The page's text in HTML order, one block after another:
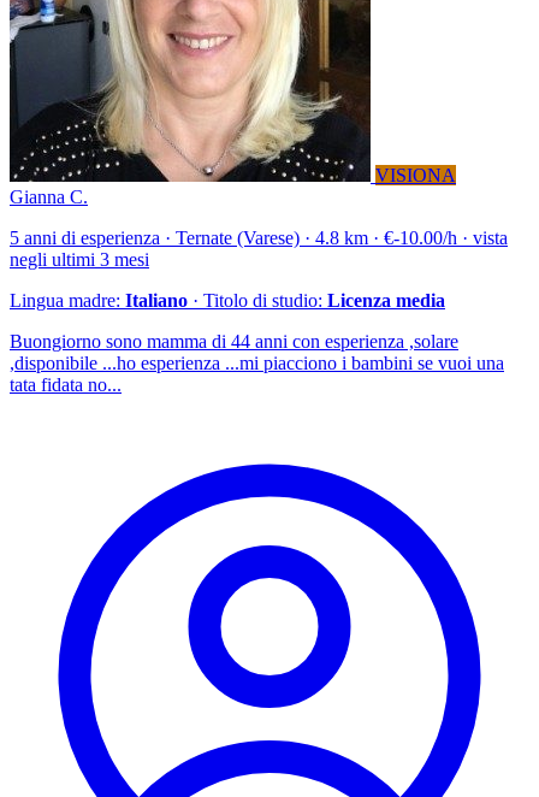
VISIONA
Gianna C.
5 anni di esperienza · Ternate (Varese) · 4.8 km · €-10.00/h · vista
negli ultimi 3 mesi
Lingua madre: Italiano · Titolo di studio: Licenza media
Buongiorno sono mamma di 44 anni con esperienza ,solare
,disponibile ...ho esperienza ...mi piacciono i bambini se vuoi una
tata fidata no...